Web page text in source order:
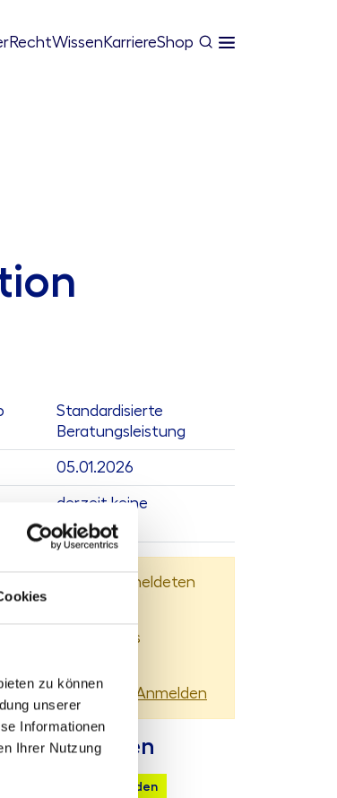
zu können
unserer
Informationen
Ihrer Nutzung
RechtWissen KarriereShop
Standardisierte
Beratungsleistung
05.01.2026
derzeit keine
steht nur angemeldeten
Verfügung.
kostenlos
bereits ein Konto? Anmelden
Mail senden